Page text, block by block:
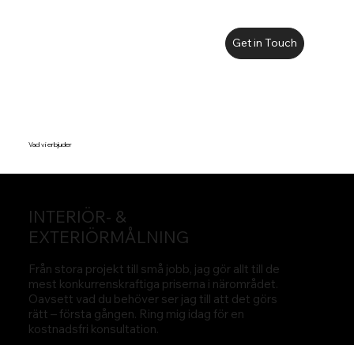
Get in Touch
Från stora projekt till små jobb, jag gör allt till de
mest konkurrenskraftiga priserna i närområdet.
Oavsett vad du behöver ser jag till att det görs
rätt – första gången. Ring mig idag för en
kostnadsfri konsultation.
INTERIÖR- &
EXTERIÖRMÅLNING
Vad vi erbjuder